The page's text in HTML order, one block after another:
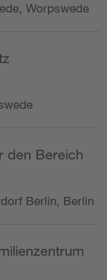
Worpswede
den Bereich
Berlin, Berlin